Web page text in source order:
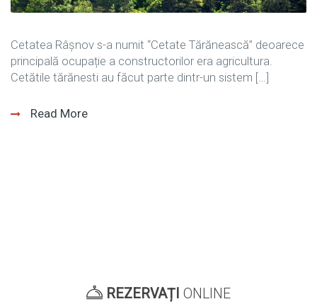
Cetatea Râșnov s-a numit “Cetate Tărănească” deoarece
principală ocupație a constructorilor era agricultura.
Cetătile tărănesti au făcut parte dintr-un sistem […]
Read More
REZERVAȚI ONLINE